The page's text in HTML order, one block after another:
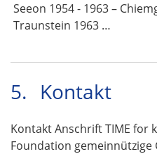
Seeon 1954 - 1963 –
Traunstein 1963 …
5. Kontakt
Kontakt Anschrift TIME for
Foundation gemeinnützige